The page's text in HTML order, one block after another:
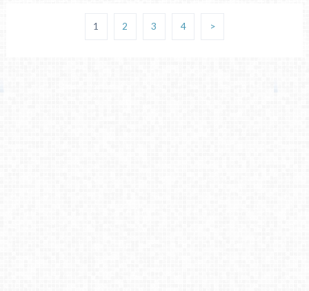
1 2 3 4 >